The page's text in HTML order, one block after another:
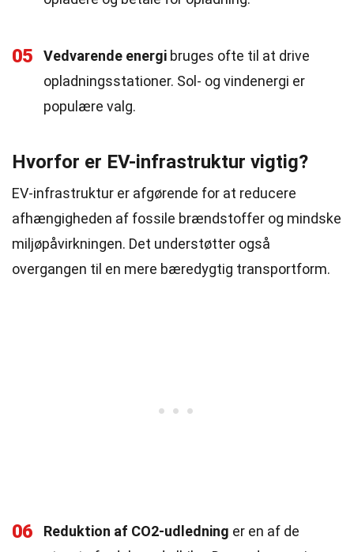
05 Vedvarende energi bruges ofte til at drive
opladningsstationer. Sol- og vindenergi er
populære valg.
Hvorfor er EV-infrastruktur vigtig?
EV-infrastruktur er afgørende for at reducere
afhængigheden af fossile brændstoffer og mindske
miljøpåvirkningen. Det understøtter også
overgangen til en mere bæredygtig transportform.
06 Reduktion af CO2-udledning er en af de